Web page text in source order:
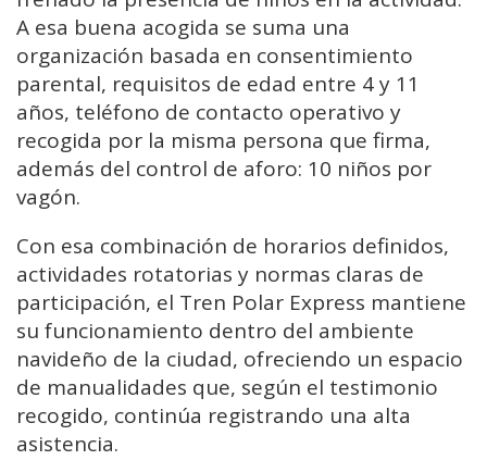
A esa buena acogida se suma una
organización basada en consentimiento
parental, requisitos de edad entre 4 y 11
años, teléfono de contacto operativo y
recogida por la misma persona que firma,
además del control de aforo: 10 niños por
vagón.
Con esa combinación de horarios definidos,
actividades rotatorias y normas claras de
participación, el Tren Polar Express mantiene
su funcionamiento dentro del ambiente
navideño de la ciudad, ofreciendo un espacio
de manualidades que, según el testimonio
recogido, continúa registrando una alta
asistencia.